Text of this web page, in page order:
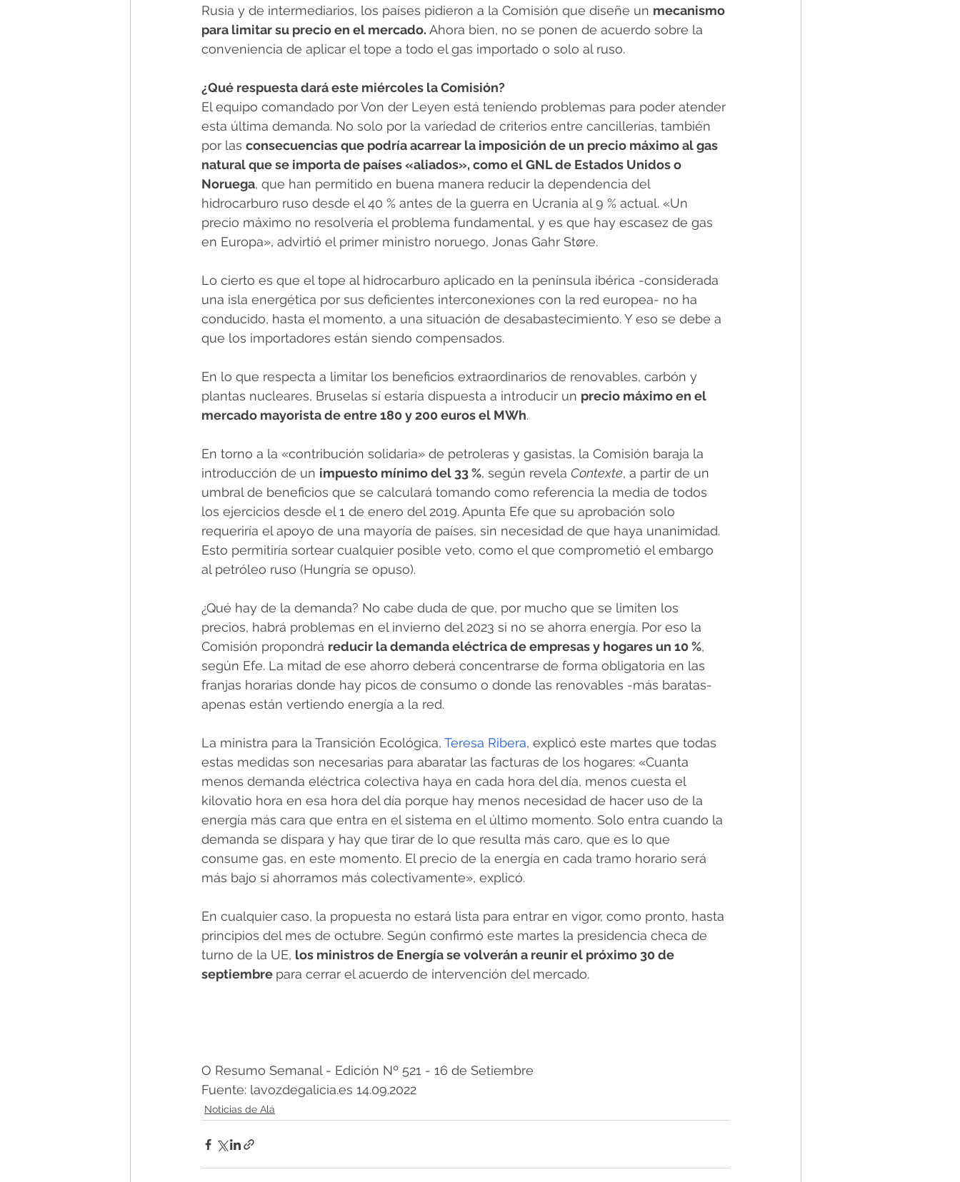
Rusia y de intermediarios, los países pidieron a la Comisión que diseñe un mecanismo
para limitar su precio en el mercado. Ahora bien, no se ponen de acuerdo sobre la
conveniencia de aplicar el tope a todo el gas importado o solo al ruso.
¿Qué respuesta dará este miércoles la Comisión?
El equipo comandado por Von der Leyen está teniendo problemas para poder atender
esta última demanda. No solo por la variedad de criterios entre cancillerías, también
por las consecuencias que podría acarrear la imposición de un precio máximo al gas
natural que se importa de países «aliados», como el GNL de Estados Unidos o
Noruega, que han permitido en buena manera reducir la dependencia del
hidrocarburo ruso desde el 40 % antes de la guerra en Ucrania al 9 % actual. «Un
precio máximo no resolvería el problema fundamental, y es que hay escasez de gas
en Europa», advirtió el primer ministro noruego, Jonas Gahr Støre.
Lo cierto es que el tope al hidrocarburo aplicado en la península ibérica -considerada
una isla energética por sus deficientes interconexiones con la red europea- no ha
conducido, hasta el momento, a una situación de desabastecimiento. Y eso se debe a
que los importadores están siendo compensados.
En lo que respecta a limitar los beneficios extraordinarios de renovables, carbón y
plantas nucleares, Bruselas sí estaría dispuesta a introducir un precio máximo en el
mercado mayorista de entre 180 y 200 euros el MWh.
En torno a la «contribución solidaria» de petroleras y gasistas, la Comisión baraja la
introducción de un impuesto mínimo del 33 %, según revela Contexte, a partir de un
umbral de beneficios que se calculará tomando como referencia la media de todos
los ejercicios desde el 1 de enero del 2019. Apunta Efe que su aprobación solo
requeriría el apoyo de una mayoría de países, sin necesidad de que haya unanimidad.
Esto permitiría sortear cualquier posible veto, como el que comprometió el embargo
al petróleo ruso (Hungría se opuso).
¿Qué hay de la demanda? No cabe duda de que, por mucho que se limiten los
precios, habrá problemas en el invierno del 2023 si no se ahorra energía. Por eso la
Comisión propondrá reducir la demanda eléctrica de empresas y hogares un 10 %,
según Efe. La mitad de ese ahorro deberá concentrarse de forma obligatoria en las
franjas horarias donde hay picos de consumo o donde las renovables -más baratas-
apenas están vertiendo energía a la red.
La ministra para la Transición Ecológica, Teresa Ribera, explicó este martes que todas
estas medidas son necesarias para abaratar las facturas de los hogares: «Cuanta
menos demanda eléctrica colectiva haya en cada hora del día, menos cuesta el
kilovatio hora en esa hora del día porque hay menos necesidad de hacer uso de la
energía más cara que entra en el sistema en el último momento. Solo entra cuando la
demanda se dispara y hay que tirar de lo que resulta más caro, que es lo que
consume gas, en este momento. El precio de la energía en cada tramo horario será
más bajo si ahorramos más colectivamente», explicó.
En cualquier caso, la propuesta no estará lista para entrar en vigor, como pronto, hasta
principios del mes de octubre. Según confirmó este martes la presidencia checa de
turno de la UE, los ministros de Energía se volverán a reunir el próximo 30 de
septiembre para cerrar el acuerdo de intervención del mercado.
O Resumo Semanal - Edición Nº 521 - 16 de Setiembre
Fuente: lavozdegalicia.es 14.09.2022
Noticias de Alá